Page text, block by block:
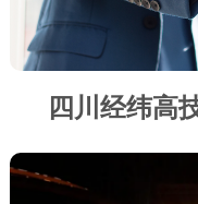
四川经纬高